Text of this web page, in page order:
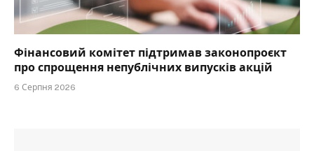
Фінансовий комітет підтримав законопроєкт
про спрощення непублічних випусків акцій
6 Серпня 2026